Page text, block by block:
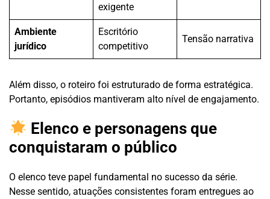
exigente
Ambiente
jurídico
Escritório
competitivo
Tensão narrativa
Além disso, o roteiro foi estruturado de forma estratégica.
Portanto, episódios mantiveram alto nível de engajamento.
Elenco e personagens que
conquistaram o público
O elenco teve papel fundamental no sucesso da série.
Nesse sentido, atuações consistentes foram entregues ao